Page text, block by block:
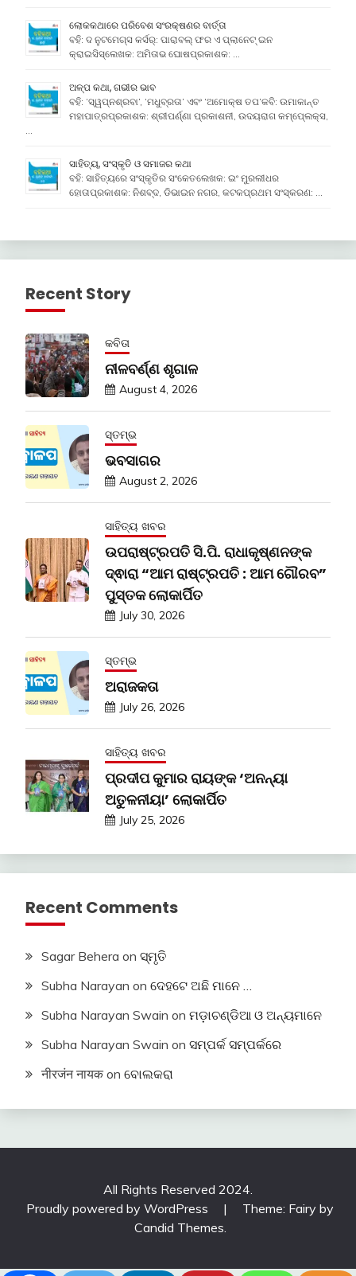
ଲୋକକଥାରେ ପରିବେଶ ସଂରକ୍ଷଣର ବାର୍ତ୍ତା
ବହି: ଦ ନୁଟମେଗ୍ସ କର୍ସର୍: ପାରାବଲ୍ ଫର ଏ ପ୍ଲାନେଟ୍ ଇନ
କ୍ରାଇସିସ୍ଲେଖକ: ଅମିତାଭ ଘୋଷପ୍ରକାଶକ: …
ଅଳ୍ପ କଥା, ଗଭୀର ଭାବ
ବହି: ‘ସ୍ୱପ୍ନଶ୍ରବା’, ‘ମଧୁବ୍ରତା’ ଏବଂ ‘ଅମୋକ୍ଷ ତପ’କବି: ଉମାକାନ୍ତ
ମହାପାତ୍ରପ୍ରକାଶକ: ଶ୍ରୀପର୍ଣ୍ଣା ପ୍ରକାଶନୀ, ଉଦୟରାଗ କମ୍ପେ୍ଲକ୍ସ,
…
ସାହିତ୍ୟ, ସଂସ୍କୃତି ଓ ସମାଜର କଥା
ବହି: ସାହିତ୍ୟରେ ସଂସ୍କୃତିର ସଂକେତଲେଖକ: ଇଂ ମୁରଲୀଧର
ହୋତାପ୍ରକାଶକ: ନିଶବ୍ଦ, ଡିଭାଇନ ନଗର, କଟକପ୍ରଥମ ସଂସ୍କରଣ: …
Recent Story
କବିତା
ନୀଳବର୍ଣ୍ଣ ଶୃଗାଳ
August 4, 2026
ସ୍ତମ୍ଭ
ଭବସାଗର
August 2, 2026
ସାହିତ୍ୟ ଖବର
ଉପରାଷ୍ଟ୍ରପତି ସି.ପି. ରାଧାକୃଷ୍ଣନଙ୍କ
ଦ୍ଵାରା “ଆମ ରାଷ୍ଟ୍ରପତି : ଆମ ଗୌରବ”
ପୁସ୍ତକ ଲୋକାର୍ପିତ
July 30, 2026
ସ୍ତମ୍ଭ
ଅରାଜକତା
July 26, 2026
ସାହିତ୍ୟ ଖବର
ପ୍ରଦୀପ କୁମାର ରାୟଙ୍କ ‘ଅନନ୍ୟା
ଅତୁଳନୀୟା’ ଲୋକାର୍ପିତ
July 25, 2026
Recent Comments
Sagar Behera on ସ୍ମୃତି
Subha Narayan on ଦେହଟେ ଅଛି ମାନେ …
Subha Narayan Swain on ମଡ଼ାଚଣ୍ଡିଆ ଓ ଅନ୍ୟମାନେ
Subha Narayan Swain on ସମ୍ପର୍କ ସମ୍ପର୍କରେ
नीरजंन नायक on ବୋଲକରା
All Rights Reserved 2024.
Proudly powered by WordPress
|
Theme: Fairy by
Candid Themes